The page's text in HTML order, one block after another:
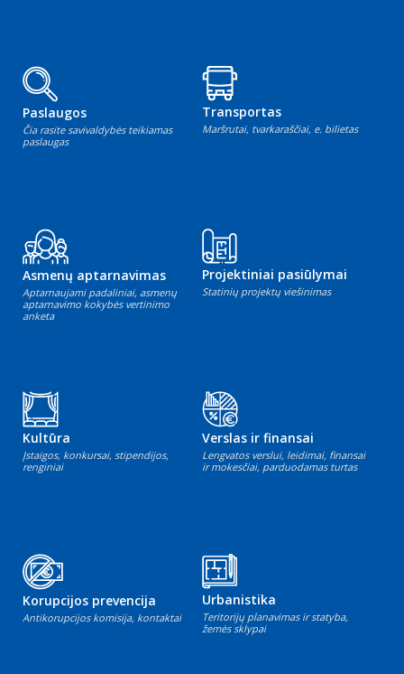
Paslaugos
Čia rasite savivaldybės teikiamas
paslaugas
Transportas
Maršrutai, tvarkaraščiai, e. bilietas
Asmenų aptarnavimas
Aptarnaujami padaliniai, asmenų
aptarnavimo kokybės vertinimo
anketa
Projektiniai pasiūlymai
Statinių projektų viešinimas
Kultūra
Įstaigos, konkursai, stipendijos,
renginiai
Verslas ir finansai
Lengvatos verslui, leidimai, finansai
ir mokesčiai, parduodamas turtas
Korupcijos prevencija
Antikorupcijos komisija, kontaktai
Urbanistika
Teritorijų planavimas ir statyba,
žemės sklypai